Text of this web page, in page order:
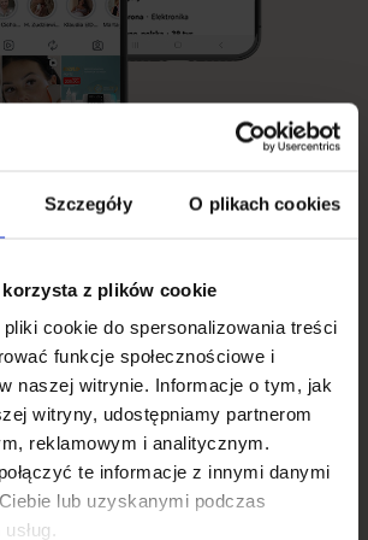
Szczegóły O plikach cookies
z plików cookie
cookie do spersonalizowania treści
funkcje społecznościowe i
naszej witrynie. Informacje o tym, jak
witryny, udostępniamy partnerom
reklamowym i analitycznym.
te informacje z innymi danymi
lub uzyskanymi podczas
Neno w
mediach
kanały na social mediach i bądź na
i nowościami w ofercie: